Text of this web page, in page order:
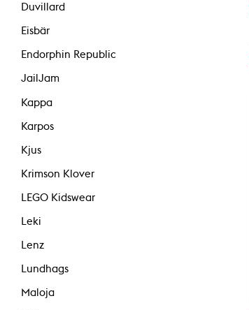
Duvillard
Eisbär
Endorphin Republic
JailJam
Kappa
Karpos
Kjus
Krimson Klover
LEGO Kidswear
Leki
Lenz
Lundhags
Maloja